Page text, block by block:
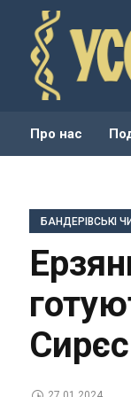
Про нас
БАНДЕРІВСЬКІ